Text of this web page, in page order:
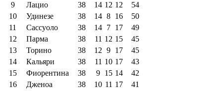
9
Лацио 38 14 12 12
54
10
Удинезе 38 14 8 16
50
11
Сассуоло 38 14 7 17
49
12
Парма 38 11 12 15
45
13
Торино 38 12 9 17
45
14
Кальяри 38 11 10 17
43
15
Фиорентина 38 9 15 14
42
16
Дженоа 38 10 11 17
41